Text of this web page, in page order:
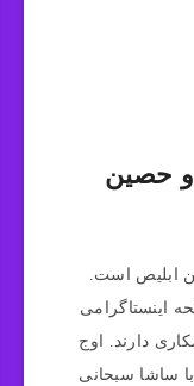
حصین
ابلیص است.
اینستاگرامی
دارند. اوج
ساشا سبحانی